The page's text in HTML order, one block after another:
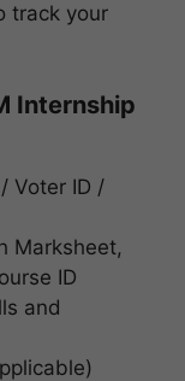
track your
Internship
Voter ID /
Marksheet,
ID
and